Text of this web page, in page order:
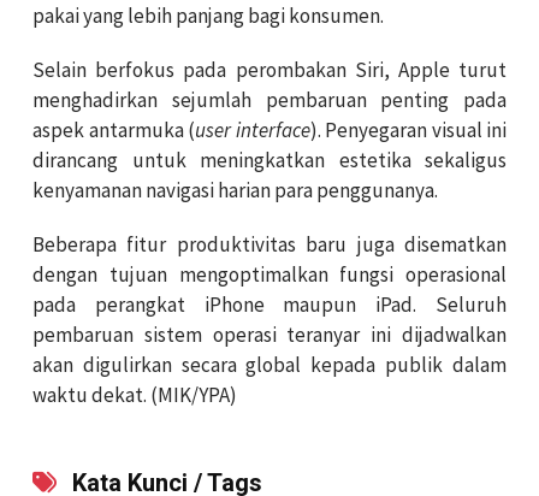
pakai yang lebih panjang bagi konsumen.
Selain berfokus pada perombakan Siri, Apple turut
menghadirkan sejumlah pembaruan penting pada
aspek antarmuka (user interface). Penyegaran visual ini
dirancang untuk meningkatkan estetika sekaligus
kenyamanan navigasi harian para penggunanya.
Beberapa fitur produktivitas baru juga disematkan
dengan tujuan mengoptimalkan fungsi operasional
pada perangkat iPhone maupun iPad. Seluruh
pembaruan sistem operasi teranyar ini dijadwalkan
akan digulirkan secara global kepada publik dalam
waktu dekat. (MIK/YPA)
Kata Kunci / Tags